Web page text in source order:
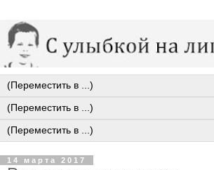
14 марта 2017